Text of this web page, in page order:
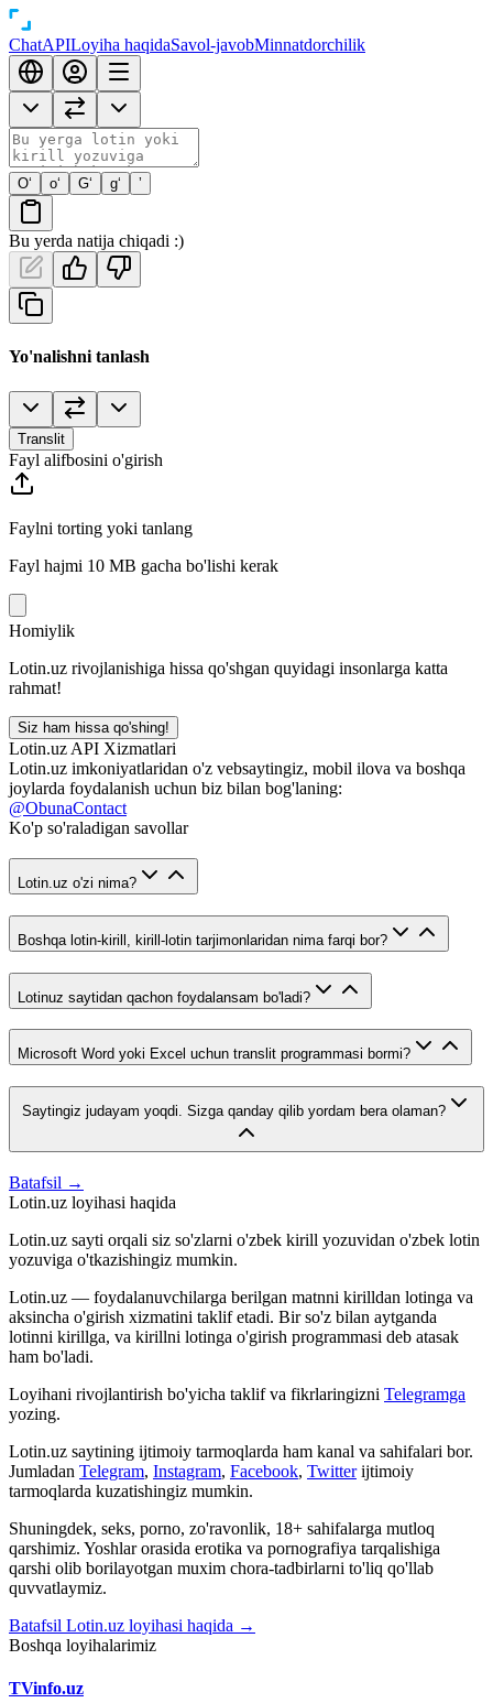
ChatAPILoyiha haqidaSavol-javobMinnatdorchilik
O‘ o‘ G‘ g‘ ’
Bu yerda natija chiqadi :)
Yo'nalishni tanlash
Translit
Fayl alifbosini o'girish
Faylni torting yoki tanlang
Fayl hajmi 10 MB gacha bo'lishi kerak
Homiylik
Lotin.uz rivojlanishiga hissa qo'shgan quyidagi insonlarga katta
rahmat!
Siz ham hissa qo'shing!
Lotin.uz API Xizmatlari
Lotin.uz imkoniyatlaridan o'z vebsaytingiz, mobil ilova va boshqa
joylarda foydalanish uchun biz bilan bog'laning:
@ObunaContact
Ko'p so'raladigan savollar
Lotin.uz o'zi nima?
Boshqa lotin-kirill, kirill-lotin tarjimonlaridan nima farqi bor?
Lotinuz saytidan qachon foydalansam bo'ladi?
Microsoft Word yoki Excel uchun translit programmasi bormi?
Saytingiz judayam yoqdi. Sizga qanday qilib yordam bera olaman?
Batafsil →
Lotin.uz loyihasi haqida
Lotin.uz sayti orqali siz so'zlarni o'zbek kirill yozuvidan o'zbek lotin
yozuviga o'tkazishingiz mumkin.
Lotin.uz — foydalanuvchilarga berilgan matnni kirilldan lotinga va
aksincha o'girish xizmatini taklif etadi. Bir so'z bilan aytganda
lotinni kirillga, va kirillni lotinga o'girish programmasi deb atasak
ham bo'ladi.
Loyihani rivojlantirish bo'yicha taklif va fikrlaringizni Telegramga
yozing.
Lotin.uz saytining ijtimoiy tarmoqlarda ham kanal va sahifalari bor.
Jumladan Telegram, Instagram, Facebook, Twitter ijtimoiy
tarmoqlarda kuzatishingiz mumkin.
Shuningdek, seks, porno, zo'ravonlik, 18+ sahifalarga mutloq
qarshimiz. Yoshlar orasida erotika va pornografiya tarqalishiga
qarshi olib borilayotgan muxim chora-tadbirlarni to'liq qo'llab
quvvatlaymiz.
Batafsil Lotin.uz loyihasi haqida →
Boshqa loyihalarimiz
TVinfo.uz